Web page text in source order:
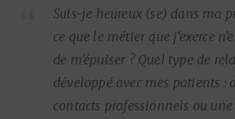
Suis-je heureux (se) dans ma
ce que le métier que j’exerce
de m’épuiser ? Quel type de
développé avec mes patients :
contacts professionnels ou